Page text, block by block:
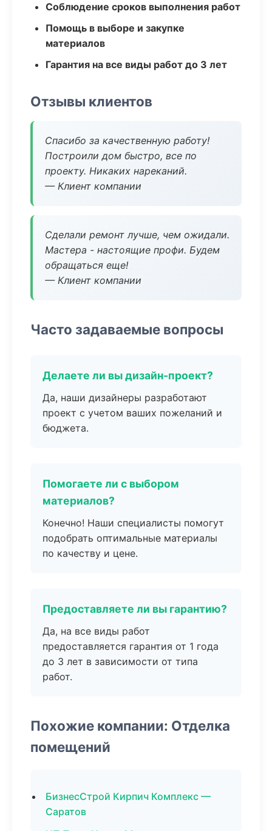
Соблюдение сроков выполнения работ
Помощь в выборе и закупке
материалов
Гарантия на все виды работ до 3 лет
Отзывы клиентов
Спасибо за качественную работу!
Построили дом быстро, все по
проекту. Никаких нареканий.
— Клиент компании
Сделали ремонт лучше, чем ожидали.
Мастера - настоящие профи. Будем
обращаться еще!
— Клиент компании
Часто задаваемые вопросы
Делаете ли вы дизайн-проект?
Да, наши дизайнеры разработают
проект с учетом ваших пожеланий и
бюджета.
Помогаете ли с выбором
материалов?
Конечно! Наши специалисты помогут
подобрать оптимальные материалы
по качеству и цене.
Предоставляете ли вы гарантию?
Да, на все виды работ
предоставляется гарантия от 1 года
до 3 лет в зависимости от типа
работ.
Похожие компании: Отделка
помещений
БизнесСтрой Кирпич Комплекс —
Саратов